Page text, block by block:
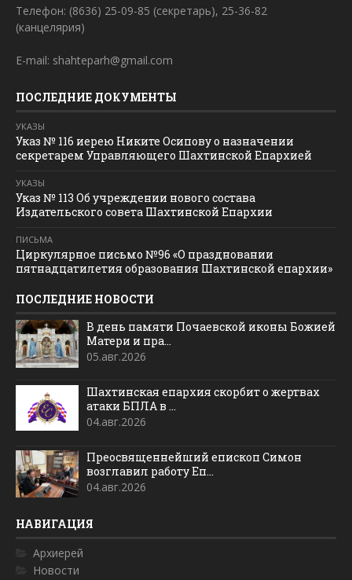
Телефон: (8636) 25-09-85 (секретарь), 25-36-82
(канцелярия)
E-mail: shahteparh@gmail.com
ПОСЛЕДНИЕ ДОКУМЕНТЫ
УКАЗЫ
Указ № 116 иерею Никите Осипову о назначении
секретарем Управляющего Шахтинской Епархией
УКАЗЫ
Указ № 113 Об учреждении нового состава
Издательского совета Шахтинской Епархии
ПИСЬМА
Циркулярное письмо №96 «О праздновании
пятнадцатилетия образования Шахтинской епархии»
ПОСЛЕДНИЕ НОВОСТИ
В день памяти Почаевской иконы Божией
Матери и пра...
05.авг.2026
Шахтинская епархия скорбит о жертвах
атаки БПЛА в ...
04.авг.2026
Преосвященнейший епископ Симон
возглавил работу Еп...
04.авг.2026
НАВИГАЦИЯ
Архиерей
Новости